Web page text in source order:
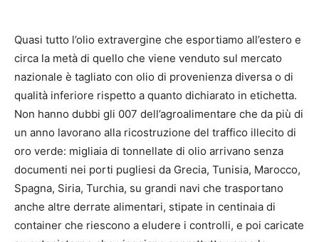
Quasi tutto l’olio extravergine che esportiamo all’estero e
circa la metà di quello che viene venduto sul mercato
nazionale è tagliato con olio di provenienza diversa o di
qualità inferiore rispetto a quanto dichiarato in etichetta.
Non hanno dubbi gli 007 dell’agroalimentare che da più di
un anno lavorano alla ricostruzione del traffico illecito di
oro verde: migliaia di tonnellate di olio arrivano senza
documenti nei porti pugliesi da Grecia, Tunisia, Marocco,
Spagna, Siria, Turchia, su grandi navi che trasportano
anche altre derrate alimentari, stipate in centinaia di
container che riescono a eludere i controlli, e poi caricate